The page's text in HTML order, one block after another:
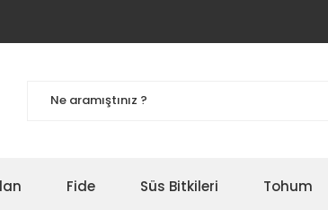
Fide Süs Bitkileri Tohum